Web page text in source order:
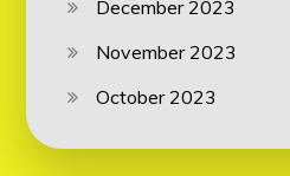
December 2023
November 2023
October 2023